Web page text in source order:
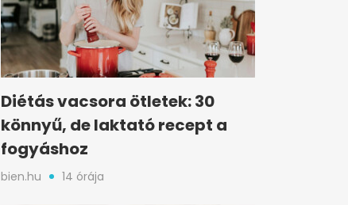
Diétás vacsora ötletek: 30
könnyű, de laktató recept a
fogyáshoz
bien.hu 14 órája